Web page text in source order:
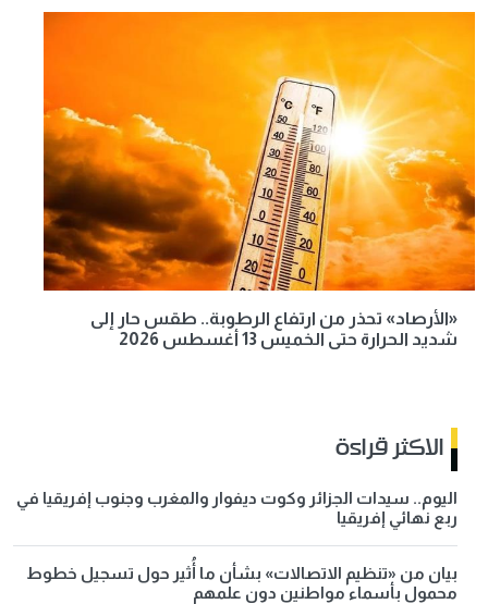
«الأرصاد» تحذر من ارتفاع الرطوبة.. طقس حار إلى
شديد الحرارة حتى الخميس 13 أغسطس 2026
الاكثر قراءة
اليوم.. سيدات الجزائر وكوت ديفوار والمغرب وجنوب إفريقيا في
ربع نهائي إفريقيا
بيان من «تنظيم الاتصالات» بشأن ما أُثير حول تسجيل خطوط
محمول بأسماء مواطنين دون علمهم